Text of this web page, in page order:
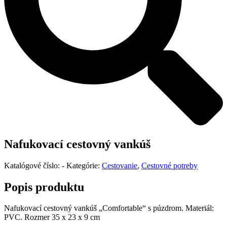
Nafukovací cestovný vankúš
Katalógové číslo: - Kategórie: Cestovanie, Cestovné potreby
Popis produktu
Nafukovací cestovný vankúš „Comfortable“ s púzdrom. Materiál:
PVC. Rozmer 35 x 23 x 9 cm